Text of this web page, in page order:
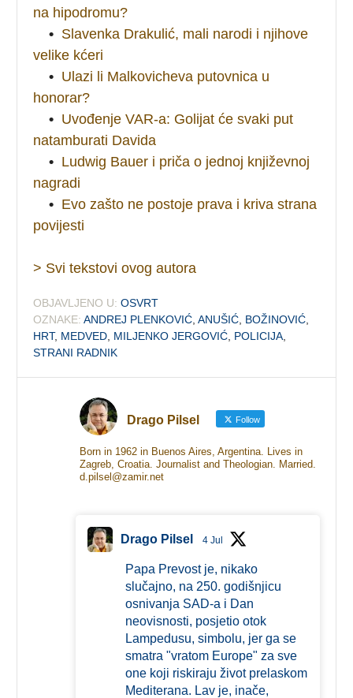
na hipodromu?
• Slavenka Drakulić, mali narodi i njihove
velike kćeri
• Ulazi li Malkovicheva putovnica u
honorar?
• Uvođenje VAR-a: Golijat će svaki put
natamburati Davida
• Ludwig Bauer i priča o jednoj književnoj
nagradi
• Evo zašto ne postoje prava i kriva strana
povijesti
> Svi tekstovi ovog autora
OBJAVLJENO U: OSVRT
OZNAKE: ANDREJ PLENKOVIĆ ,ANUŠIĆ BOŽINOVIĆ
HRT, MEDVED MILJENKO JERGOVIĆ POLICIJA
STRANI RADNIK
Drago Pilsel Follow
Born in 1962 in Buenos Aires, Argentina. Lives in
Zagreb, Croatia. Journalist and Theologian. Married.
d.pilsel@zamir.net
Drago Pilsel 4 Jul
Papa Prevost je, nikako
slučajno, na 250. godišnjicu
osnivanja SAD-a i Dan
neovisnosti, posjetio otok
Lampedusu, simbolu, jer ga se
smatra "vratom Europe" za sve
one koji riskiraju život prelaskom
Mediterana. Lav je, inače,